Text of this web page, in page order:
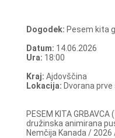
Dogodek: Pesem kita
Datum: 14.06.2026
Ura: 18:00
Kraj: Ajdovščina
Lokacija: Dvorana
PESEM KITA GRBAVCA
družinska animirana
Nemčija Kanada / 2026